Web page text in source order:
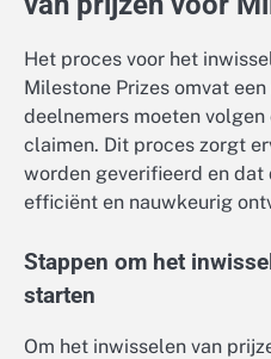
Het proces voor het
Milestone Prizes omvat
deelnemers moeten
claimen. Dit proces zorgt
worden geverifieerd en dat
efficiënt en nauwkeurig
Stappen om het
starten
Om het inwisselen van